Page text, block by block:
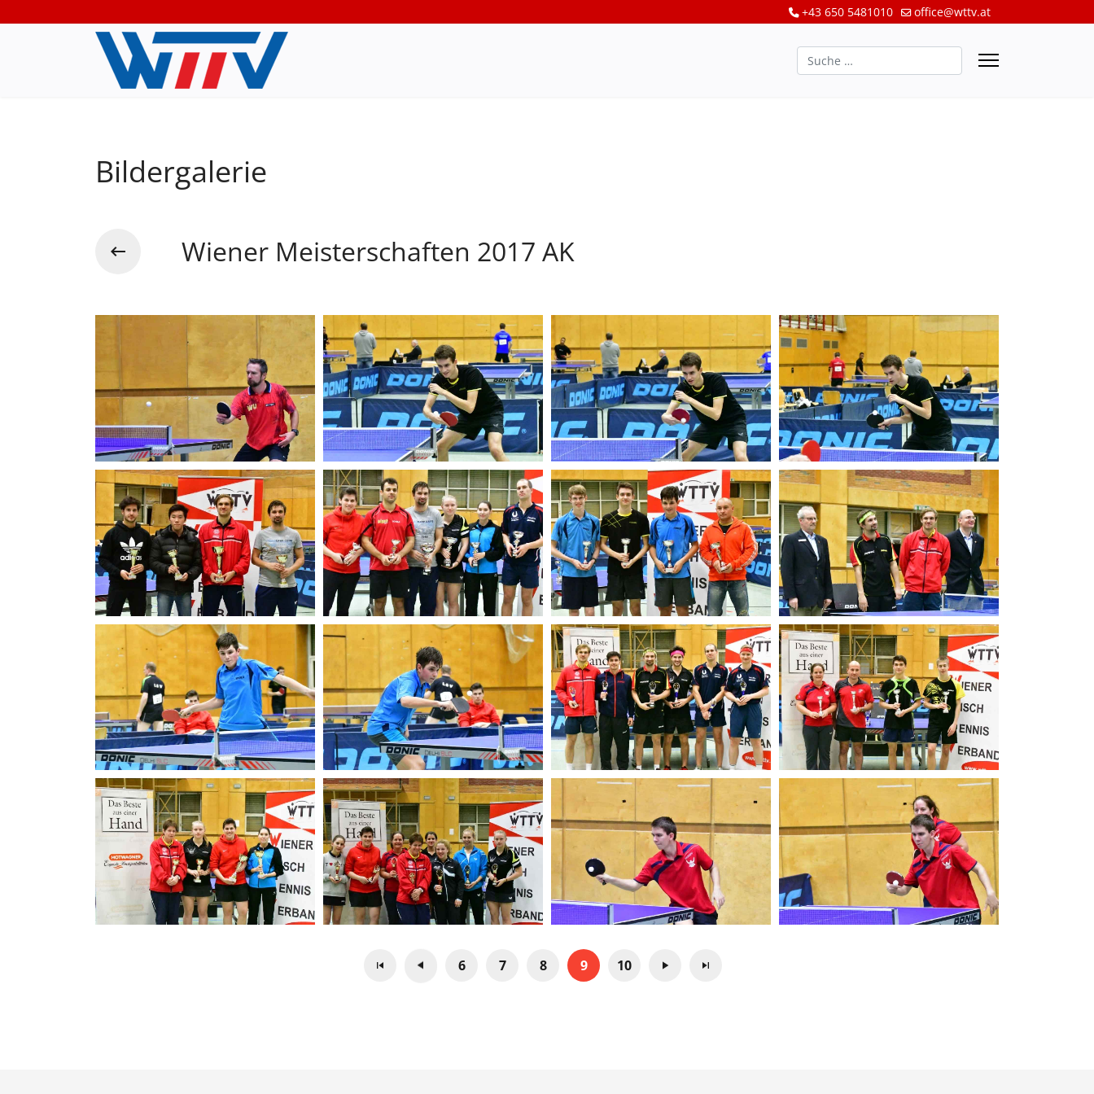
+43 650 5481010 office@wttv.at
Suchen
Bildergalerie
Wiener Meisterschaften 2017 AK
6 7 8 9 10